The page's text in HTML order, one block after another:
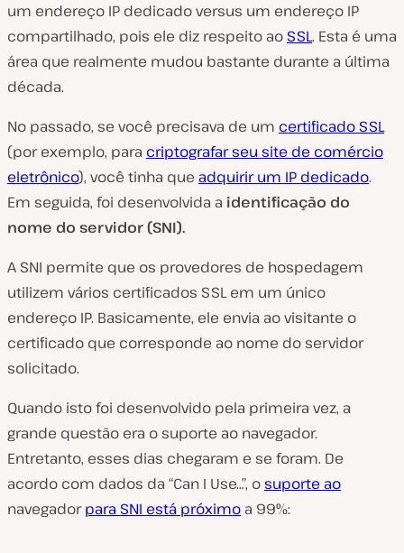
um endereço IP dedicado versus um endereço IP
compartilhado, pois ele diz respeito ao SSL. Esta é uma
área que realmente mudou bastante durante a última
década.
No passado, se você precisava de um certificado SSL
(por exemplo, para criptografar seu site de comércio
eletrônico), você tinha que adquirir um IP dedicado.
Em seguida, foi desenvolvida a identificação do
nome do servidor (SNI).
A SNI permite que os provedores de hospedagem
utilizem vários certificados SSL em um único
endereço IP. Basicamente, ele envia ao visitante o
certificado que corresponde ao nome do servidor
solicitado.
Quando isto foi desenvolvido pela primeira vez, a
grande questão era o suporte ao navegador.
Entretanto, esses dias chegaram e se foram. De
acordo com dados da “Can I Use…”, osuporte ao
navegadorpara SNI está próximo a 99%: